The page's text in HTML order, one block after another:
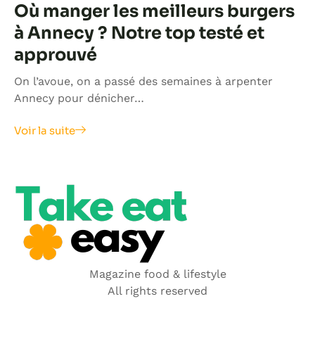
Où manger les meilleurs burgers
à Annecy ? Notre top testé et
approuvé
On l’avoue, on a passé des semaines à arpenter
Annecy pour dénicher…
Voir la suite
Magazine food & lifestyle
All rights reserved